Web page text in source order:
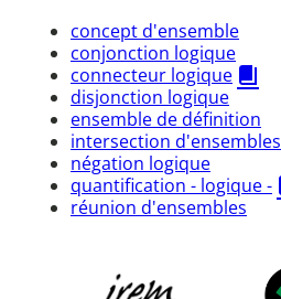
concept d'ensemble
conjonction logique
connecteur logique
disjonction logique
ensemble de définition
intersection d'ensembles
négation logique
quantification - logique -
réunion d'ensembles